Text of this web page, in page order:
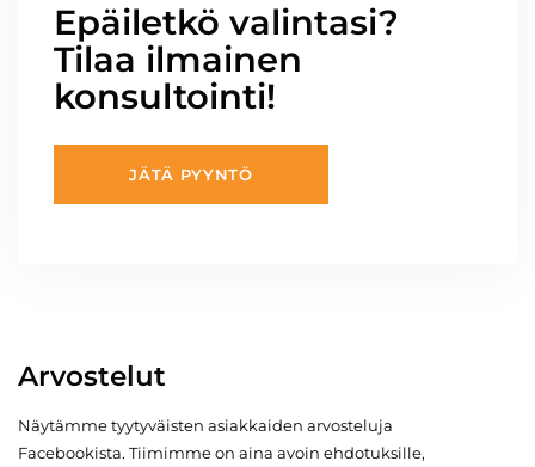
Epäiletkö valintasi?
Tilaa ilmainen
konsultointi!
JÄTÄ PYYNTÖ
Arvostelut
Näytämme tyytyväisten asiakkaiden arvosteluja
Facebookista. Tiimimme on aina avoin ehdotuksille,